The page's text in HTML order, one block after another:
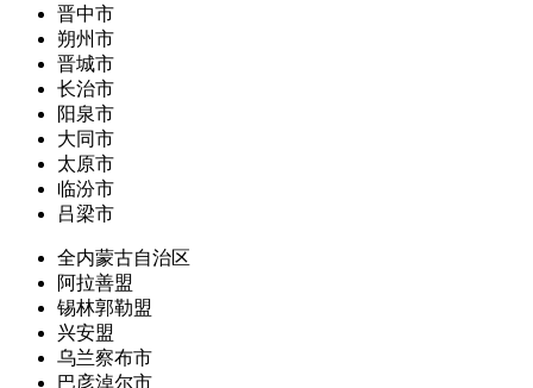
晋中市
朔州市
晋城市
长治市
阳泉市
大同市
太原市
临汾市
吕梁市
全内蒙古自治区
阿拉善盟
锡林郭勒盟
兴安盟
乌兰察布市
巴彦淖尔市